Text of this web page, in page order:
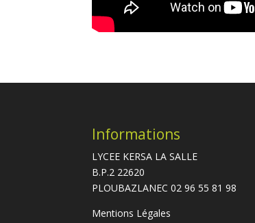
Informations
LYCEE KERSA LA SALLE
B.P.2 22620
PLOUBAZLANEC 02 96 55 81 98
Mentions Légales